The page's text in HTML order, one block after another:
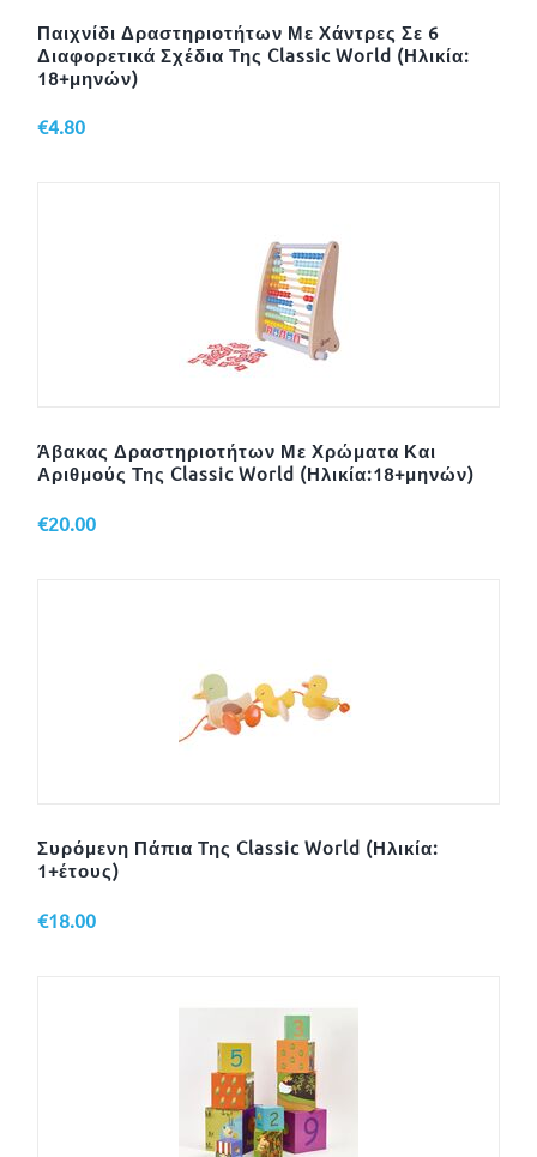
Παιχνίδι Δραστηριοτήτων Με Χάντρες Σε 6
Διαφορετικά Σχέδια Της Classic World (Ηλικία:
18+μηνών)
€4.80
Άβακας Δραστηριοτήτων Με Χρώματα Και
Αριθμούς Της Classic World (Ηλικία:18+μηνών)
€20.00
Συρόμενη Πάπια Της Classic World (Ηλικία:
1+έτους)
€18.00